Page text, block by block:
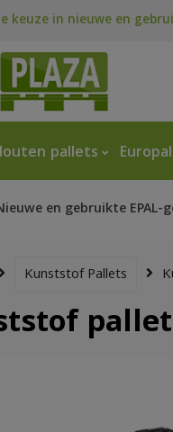
keuze in nieuwe en
pallets
en gebruikte
Kunststof Pallets